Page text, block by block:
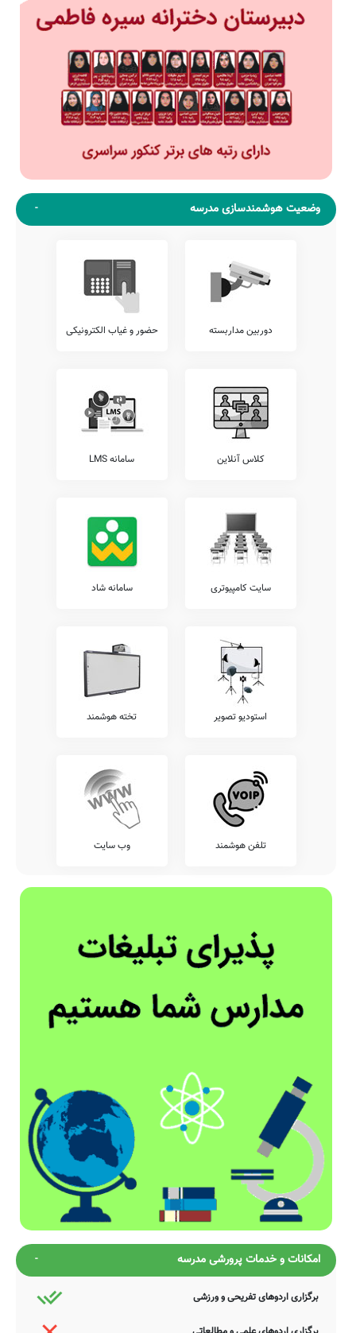
وضعیت هوشمندسازی مدرسه
دوربین مداربسته حضور و غیاب الکترونیکی
کلاس آنلاین سامانه LMS
سایت کامپیوتری سامانه شاد
استودیو تصویر تخته هوشمند
تلفن هوشمند وب سایت
امکانات و خدمات پرورشی مدرسه
برگزاری اردوهای تفریحی و ورزشی